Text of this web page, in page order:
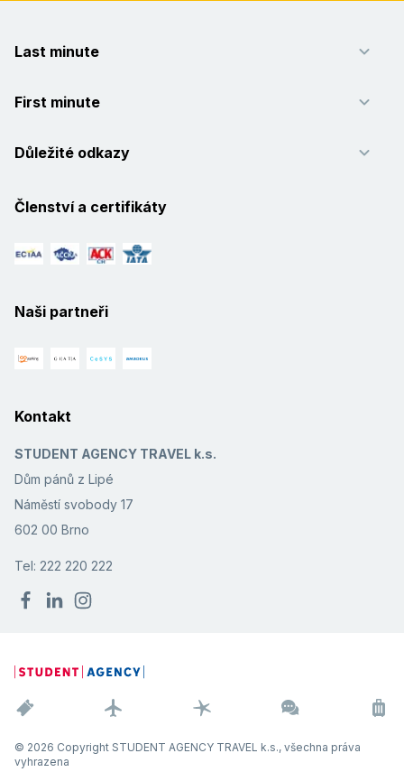
Last minute
First minute
Důležité odkazy
Členství a certifikáty
Naši partneři
Kontakt
STUDENT AGENCY TRAVEL k.s.
Dům pánů z Lipé
Náměstí svobody 17
602 00 Brno
Tel: 222 220 222
© 2026 Copyright STUDENT AGENCY TRAVEL k.s., všechna práva
vyhrazena